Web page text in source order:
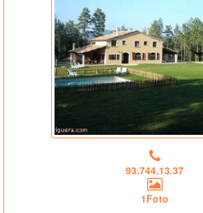
93.744.13.37
1Foto